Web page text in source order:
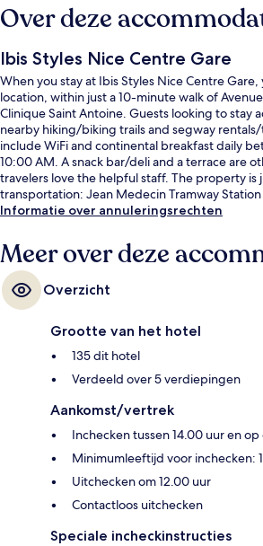
Over deze
Ibis Styles Nice Centre Gare
When you stay at Ibis Styles Nice Centre
location, within just a 10-minute walk of
Clinique Saint Antoine. Guests looking to stay
nearby hiking/biking trails and segway
include WiFi and continental breakfast daily
10:00 AM. A snack bar/deli and a terrace are
travelers love the helpful staff. The property is
transportation: Jean Medecin Tramway
Tramway Station is 8 minutes.
Informatie over annuleringsrechten
Meer over deze
Overzicht
Grootte van het hotel
135 dit hotel
Verdeeld over 5 verdiepingen
Aankomst/vertrek
Inchecken tussen 14.00 uur en
Minimumleeftijd voor inchecken:
Uitchecken om 12.00 uur
Contactloos uitchecken
Speciale incheckinstructies